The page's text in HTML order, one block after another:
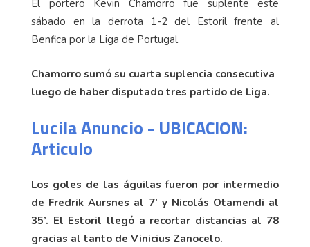
El portero Kevin Chamorro fue suplente este
sábado en la derrota 1-2 del Estoril frente al
Benfica por la Liga de Portugal.
Chamorro sumó su cuarta suplencia consecutiva
luego de haber disputado tres partido de Liga.
Lucila Anuncio - UBICACION:
Articulo
Los goles de las águilas fueron por intermedio
de Fredrik Aursnes al 7’ y Nicolás Otamendi al
35’. El Estoril llegó a recortar distancias al 78
gracias al tanto de Vinicius Zanocelo.